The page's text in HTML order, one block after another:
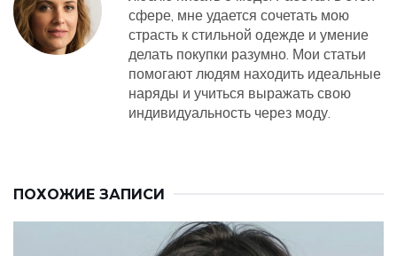
сфере, мне удается сочетать мою
страсть к стильной одежде и умение
делать покупки разумно. Мои статьи
помогают людям находить идеальные
наряды и учиться выражать свою
индивидуальность через моду.
ПОХОЖИЕ ЗАПИСИ